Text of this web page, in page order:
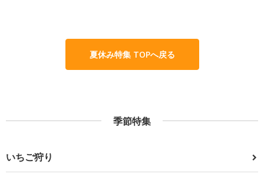
夏休み特集 TOPへ戻る
季節特集
いちご狩り